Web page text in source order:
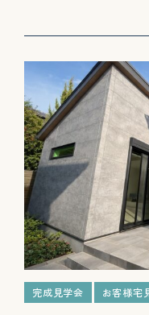
完成見学会 お客様宅